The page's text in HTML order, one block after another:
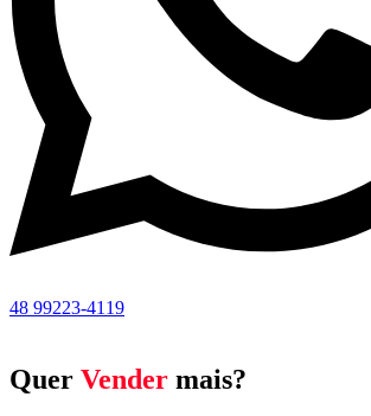
48 99223-4119
Quer Vender mais?